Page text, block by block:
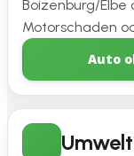
Boizenburg/Elbe
Motorschaden
Auto